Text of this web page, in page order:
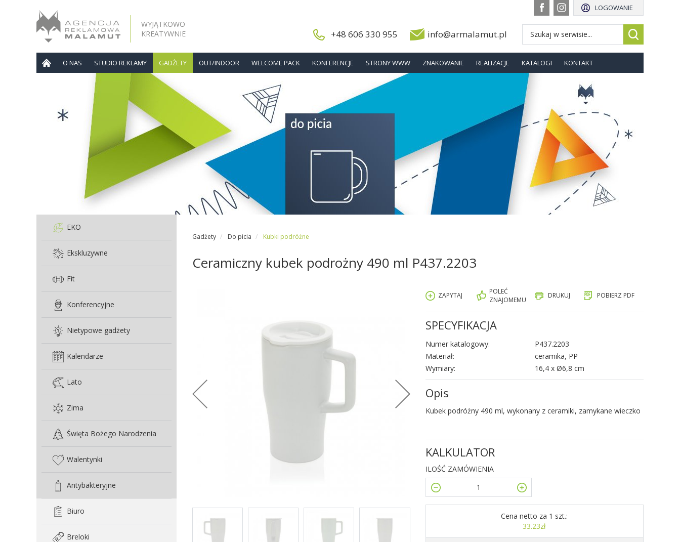
WYJĄTKOWO
KREATYWNIE
+48 606 330 955 info@armalamut.pl
LOGOWANIE
O NAS STUDIO REKLAMY GADŻETY OUT/INDOOR WELCOME PACK KONFERENCJE STRONY WWW ZNAKOWANIE REALIZACJE KATALOGI KONTAKT
EKO
Ekskluzywne
Fit
Konferencyjne
Nietypowe gadżety
Kalendarze
Lato
Zima
Święta Bożego Narodzenia
Walentynki
Antybakteryjne
Biuro
Breloki
Gadżety Do picia Kubki podróżne
Ceramiczny kubek podrożny 490 ml P437.2203
ZAPYTAJ
POLEĆ
ZNAJOMEMU
DRUKUJ POBIERZ PDF
SPECYFIKACJA
Numer katalogowy:
P437.2203
Materiał:
ceramika, PP
Wymiary:
16,4 x Ø6,8 cm
Opis
Kubek podróżny 490 ml, wykonany z ceramiki, zamykane wieczko
KALKULATOR
ILOŚĆ ZAMÓWIENIA
Cena netto za 1 szt.:
33.23zł